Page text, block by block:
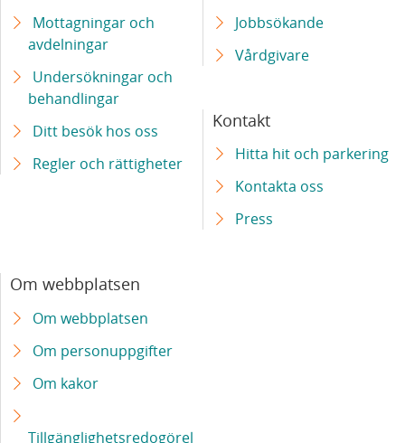
Mottagningar och
avdelningar
Undersökningar och
behandlingar
Ditt besök hos oss
Regler och rättigheter
Jobbsökande
Vårdgivare
Kontakt
Hitta hit och parkering
Kontakta oss
Press
Om webbplatsen
Om webbplatsen
Om personuppgifter
Om kakor
Tillgänglighetsredogörel